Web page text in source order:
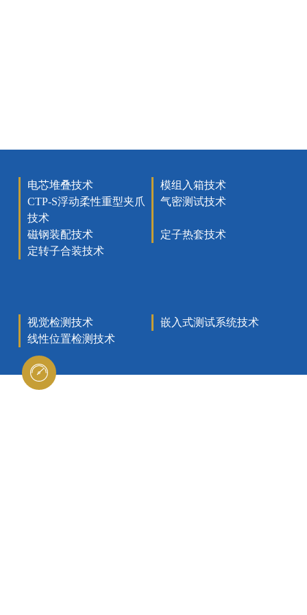
电芯堆叠技术
模组入箱技术
CTP-S浮动柔性重型夹爪
技术
气密测试技术
磁钢装配技术
定子热套技术
定转子合装技术
视觉检测技术
嵌入式测试系统技术
线性位置检测技术